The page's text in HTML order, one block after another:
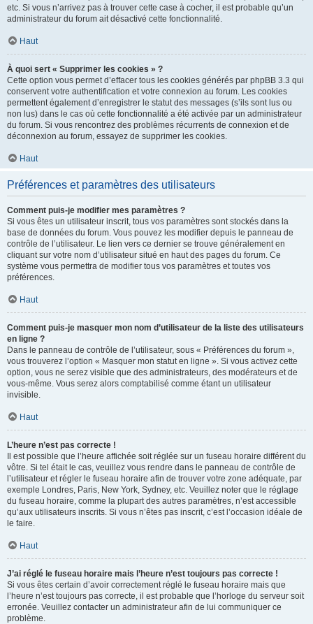
etc. Si vous n’arrivez pas à trouver cette case à cocher, il est probable qu’un
administrateur du forum ait désactivé cette fonctionnalité.
Haut
À quoi sert « Supprimer les cookies » ?
Cette option vous permet d’effacer tous les cookies générés par phpBB 3.3 qui
conservent votre authentification et votre connexion au forum. Les cookies
permettent également d’enregistrer le statut des messages (s’ils sont lus ou
non lus) dans le cas où cette fonctionnalité a été activée par un administrateur
du forum. Si vous rencontrez des problèmes récurrents de connexion et de
déconnexion au forum, essayez de supprimer les cookies.
Haut
Préférences et paramètres des utilisateurs
Comment puis-je modifier mes paramètres ?
Si vous êtes un utilisateur inscrit, tous vos paramètres sont stockés dans la
base de données du forum. Vous pouvez les modifier depuis le panneau de
contrôle de l’utilisateur. Le lien vers ce dernier se trouve généralement en
cliquant sur votre nom d’utilisateur situé en haut des pages du forum. Ce
système vous permettra de modifier tous vos paramètres et toutes vos
préférences.
Haut
Comment puis-je masquer mon nom d’utilisateur de la liste des utilisateurs
en ligne ?
Dans le panneau de contrôle de l’utilisateur, sous « Préférences du forum »,
vous trouverez l’option « Masquer mon statut en ligne ». Si vous activez cette
option, vous ne serez visible que des administrateurs, des modérateurs et de
vous-même. Vous serez alors comptabilisé comme étant un utilisateur
invisible.
Haut
L’heure n’est pas correcte !
Il est possible que l’heure affichée soit réglée sur un fuseau horaire différent du
vôtre. Si tel était le cas, veuillez vous rendre dans le panneau de contrôle de
l’utilisateur et régler le fuseau horaire afin de trouver votre zone adéquate, par
exemple Londres, Paris, New York, Sydney, etc. Veuillez noter que le réglage
du fuseau horaire, comme la plupart des autres paramètres, n’est accessible
qu’aux utilisateurs inscrits. Si vous n’êtes pas inscrit, c’est l’occasion idéale de
le faire.
Haut
J’ai réglé le fuseau horaire mais l’heure n’est toujours pas correcte !
Si vous êtes certain d’avoir correctement réglé le fuseau horaire mais que
l’heure n’est toujours pas correcte, il est probable que l’horloge du serveur soit
erronée. Veuillez contacter un administrateur afin de lui communiquer ce
problème.